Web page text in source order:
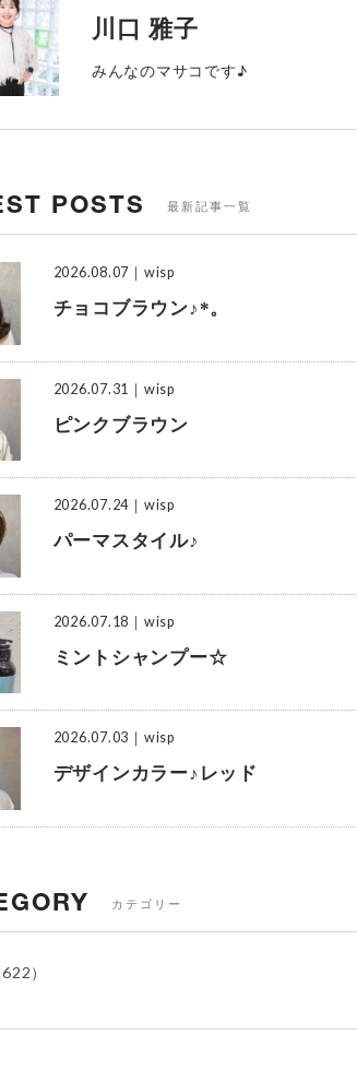
川口 雅子
みんなのマサコです♪
POSTS 最新記事一覧
2026.08.07 ｜wisp
チョコブラウン♪*。
2026.07.31 ｜wisp
ピンクブラウン
2026.07.24 ｜wisp
パーマスタイル♪
2026.07.18 ｜wisp
ミントシャンプー☆
2026.07.03 ｜wisp
デザインカラー♪レッド
カテゴリー
622）